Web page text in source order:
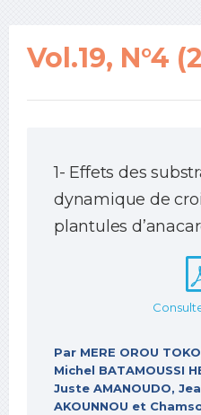
Vol.19, N°4
1- Effets des
dynamique de
plantules
Par MERE OROU
Michel BATAMOUSSI
Juste AMANOUDO,
AKOUNNOU et